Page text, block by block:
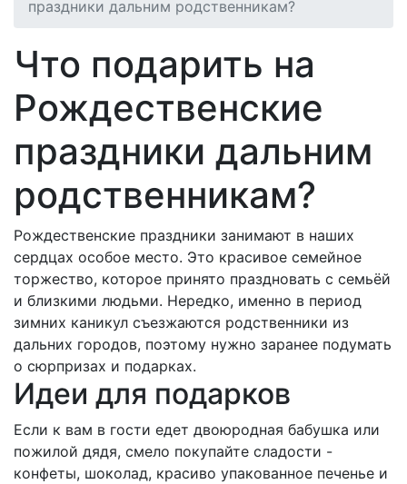
праздники дальним родственникам?
Что подарить на
Рождественские
праздники дальним
родственникам?
Рождественские праздники занимают в наших
сердцах особое место. Это красивое семейное
торжество, которое принято праздновать с семьёй
и близкими людьми. Нередко, именно в период
зимних каникул съезжаются родственники из
дальних городов, поэтому нужно заранее подумать
о сюрпризах и подарках.
Идеи для подарков
Если к вам в гости едет двоюродная бабушка или
пожилой дядя, смело покупайте сладости -
конфеты, шоколад, красиво упакованное печенье и